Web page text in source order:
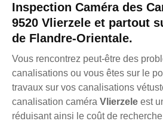
Inspection Caméra des
9520 Vlierzele et partout
de Flandre-Orientale.
Vous rencontrez peut-être des
canalisations ou vous êtes sur le
travaux sur vos canalisations
canalisation caméra Vlierzele est
réduisant ainsi le coût de